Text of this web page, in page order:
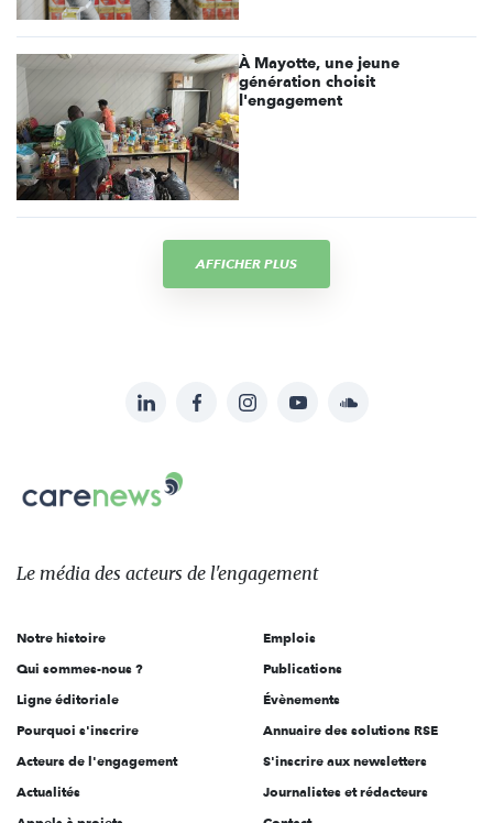
À Mayotte, une jeune
génération choisit
l'engagement
AFFICHER PLUS
sur:
LinkedInFacebookInstagramYouTubeSoundcloud
Carenews,
Le
des
l'engagement
Le média des acteurs de l'engagement
Notre histoire
Qui sommes-nous ?
Ligne éditoriale
Pourquoi s'inscrire
Acteurs de l'engagement
Actualités
Emplois
Publications
Évènements
Annuaire des solutions RSE
S'inscrire aux newsletters
Journalistes et rédacteurs